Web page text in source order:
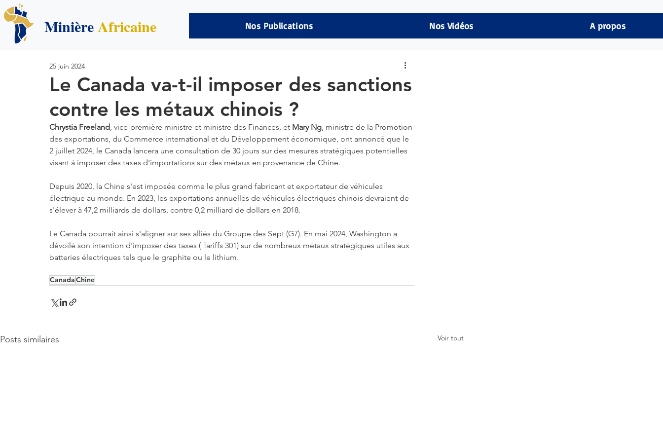
MinièreAfricaine Nos Publications Nos Vidéos A propos
Le Canada va-t-il imposer des sanctions
contre les métaux chinois ?
25 juin 2024
Chrystia Freeland, vice-première ministre et ministre des Finances, et Mary Ng, ministre de la Promotion
des exportations, du Commerce international et du Développement économique, ont annoncé que le
2 juillet 2024, le Canada lancera une consultation de 30 jours sur des mesures stratégiques potentielles
visant à imposer des taxes d'importations sur des métaux en provenance de Chine.
Depuis 2020, la Chine s'est imposée comme le plus grand fabricant et exportateur de véhicules
électrique au monde. En 2023, les exportations annuelles de véhicules électriques chinois devraient de
s'élever à 47,2 milliards de dollars, contre 0,2 milliard de dollars en 2018.
Le Canada pourrait ainsi s'aligner sur ses alliés du Groupe des Sept (G7). En mai 2024, Washington a
dévoilé son intention d'imposer des taxes ( Tariffs 301) sur de nombreux métaux stratégiques utiles aux
batteries électriques tels que le graphite ou le lithium.
CanadaChine
Posts similaires Voir tout